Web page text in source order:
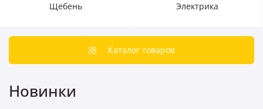
Щебень Электрика
Каталог товаров
Новинки